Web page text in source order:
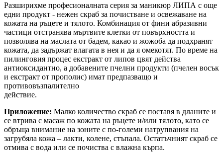
Разширихме професионалната серия за маникюр ЛИПА с още
едни продукт - нежен скраб за почистване и освежаване на
кожата на ръцете и тялото. Комбинация от фини абразивни
частици отстранява мъртвите клетки от повърхността и
позволява на маслата от бадем, какао и жожоба да подхранят
кожата, да задържат влагата в нея и да я омекотят. По време на
пилинговия процес екстракт от липов цвят действа
антиоксидантно, а добавените пчелни продукти (пчелен восък
и екстракт от прополис) имат предпазващо и
противовъзпалително
действие.
Приложение: Малко количество скраб се поставя в дланите и
се втрива с масаж по кожата на ръцете и/или тялото, като се
обръща внимание на зоните с по-големи натрупвания на
загрубяла кожа – лакти, колене, стъпала. Остатъчният скраб се
отмива с вода или се почиства с влажна кърпа.